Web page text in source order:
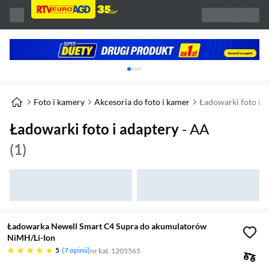
Karuzela z banerami, aktualny element 1 z
Foto i kamery Akcesoria do foto i kamer Ładowarki foto i
Ładowarki foto i adaptery - AA
(1)
Ładowarka Newell Smart C4 Supra do akumulatorów
NiMH/Li-Ion
5
pięć gwiazdek 7 opinii nr kat. 1205565